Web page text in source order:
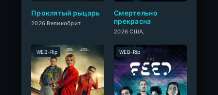
Проклятый рыцарь
2026 Великобрит
Смертельно
прекрасна
2026 США,
WEB-Rip WEB-Rip